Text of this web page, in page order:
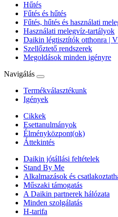
Hűtés
Fűtés és hűtés
Fűtés, hűtés és használati
Használati melegvíz-tartályok
Daikin légtisztítók otthonra |
Szellőztető rendszerek
Megoldások minden igényre
Navigálás
Termékválasztékunk
Igények
Cikkek
Esettanulmányok
Élményközpont(ok)
Áttekintés
Daikin jótállási feltételek
Stand By Me
Alkalmazások és
Műszaki támogatás
A Daikin partnerek hálózata
Minden szolgálatás
H-tarifa